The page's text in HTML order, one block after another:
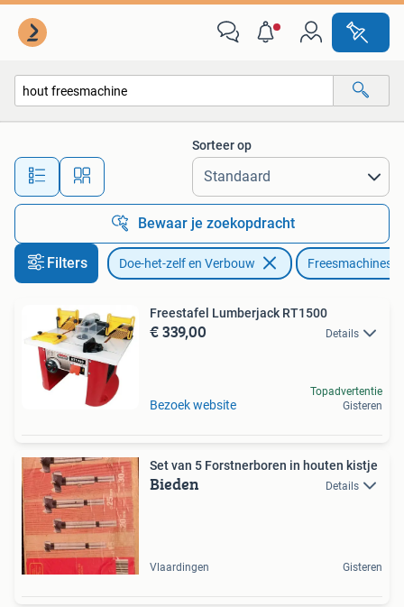
Alle afstanden…
Sorteer op
Bewaar je zoekopdracht
Filters Doe-het-zelf en Verbouw Freesmachines
Freestafel Lumberjack RT1500
€ 339,00 Details
Bezoek website
Topadvertentie
Gisteren
Set van 5 Forstnerboren in houten kistje
Bieden Details
Vlaardingen Gisteren